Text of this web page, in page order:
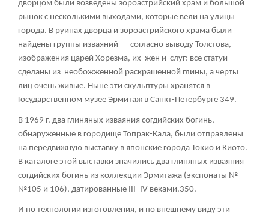
дворцом были возведены зороастрийский храм и большой
рынок с несколькими выходами, которые вели на улицы
города. В руинах дворца и зороастрийского храма были
найдены группы изваяний — согласно выводу Толстова,
изображения царей Хорезма, их жен и слуг: все статуи
сделаны из необожженной раскрашенной глины, а черты
лиц очень живые. Ныне эти скульптуры хранятся в
Государственном музее Эрмитаж в Санкт-Петербурге 349.
В 1969 г. два глиняных изваяния согдийских богинь,
обнаруженные в городище Топрак-Кала, были отправлены
на передвижную выставку в японские города Токио и Киото.
В каталоге этой выставки значились два глиняных изваяния
согдийских богинь из коллекции Эрмитажа (экспонаты №
№105 и 106), датированные III–IV веками.350.
И по технологии изготовления, и по внешнему виду эти